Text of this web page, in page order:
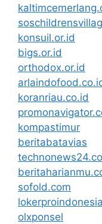
konsuil.or.id
bigs.or.id
orthodox.or.id
koranriau.co.id
kompastimur
beritabatavias
sofold.com
lokerproindonesia
olxponsel